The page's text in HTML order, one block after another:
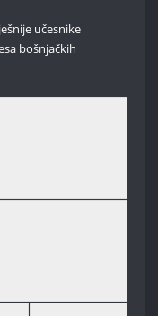
učesnike
bošnjačkih